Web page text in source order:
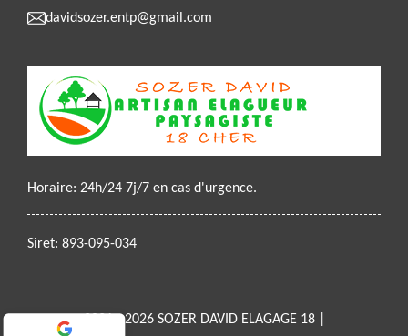
davidsozer.entp@gmail.com
Horaire: 24h/24 7j/7 en cas d'urgence.
Siret: 893-095-034
2021 - 2026 SOZER DAVID ELAGAGE 18 |